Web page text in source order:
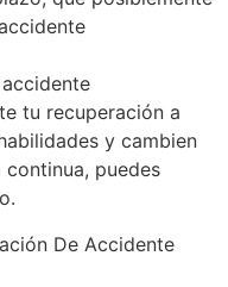
tu recuperación a
y cambien
puedes
De Accidente